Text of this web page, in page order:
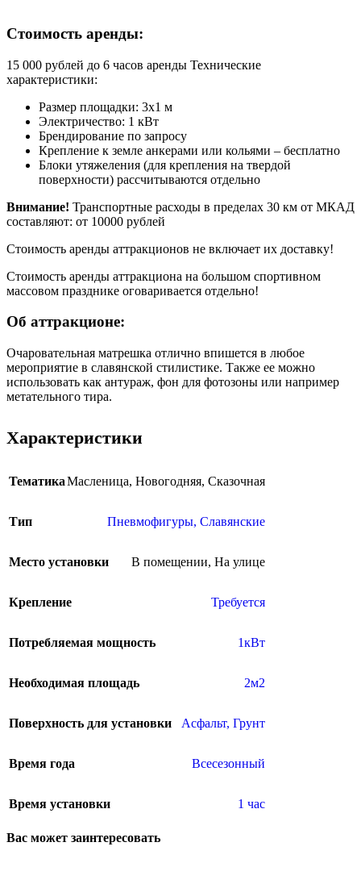
Стоимость аренды:
15 000 рублей до 6 часов аренды Технические
характеристики:
Размер площадки: 3х1 м
Электричество: 1 кВт
Брендирование по запросу
Крепление к земле анкерами или кольями – бесплатно
Блоки утяжеления (для крепления на твердой
поверхности) рассчитываются отдельно
Внимание! Транспортные расходы в пределах 30 км от МКАД
составляют: от 10000 рублей
Стоимость аренды аттракционов не включает их доставку!
Стоимость аренды аттракциона на большом спортивном
массовом празднике оговаривается отдельно!
Об аттракционе:
Очаровательная матрешка отлично впишется в любое
мероприятие в славянской стилистике. Также ее можно
использовать как антураж, фон для фотозоны или например
метательного тира.
Характеристики
ТематикаМасленица, Новогодняя, Сказочная
Тип Пневмофигуры, Славянские
Место установки В помещении, На улице
Крепление Требуется
Потребляемая мощность 1кВт
Необходимая площадь 2м2
Поверхность для установки Асфальт, Грунт
Время года Всесезонный
Время установки 1 час
Вас может заинтересовать